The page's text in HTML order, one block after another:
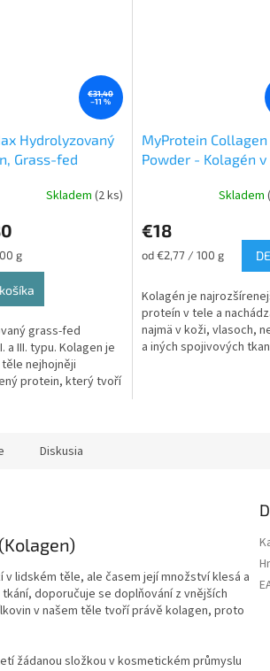
€31,40
–11 %
Hydrolyzovaný
Grass-fed
Skladem (2 ks)
g
grass-fed
a III. typu. Kolagen je
nejhojněji
protein, který tvoří
MyProtein Collagen
Powder - Kolagén v
Skladem
€18
Jednotková
od €2,77 / 100 g
Kolagén je
proteín v tele a
najmä v koži, vlasoch,
a iných spojivových
Diskusia
lidském těle, ale časem její množství klesá a
doporučuje se doplňování z vnějších
v našem těle tvoří právě kolagen, proto
žádanou složkou v kosmetickém průmyslu